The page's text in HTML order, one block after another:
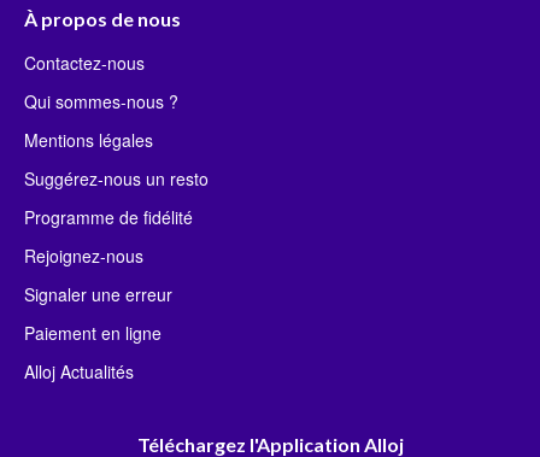
À propos de nous
Contactez-nous
Qui sommes-nous ?
Mentions légales
Suggérez-nous un resto
Programme de fidélité
Rejoignez-nous
Signaler une erreur
Paiement en ligne
Alloj Actualités
Téléchargez l'Application Alloj